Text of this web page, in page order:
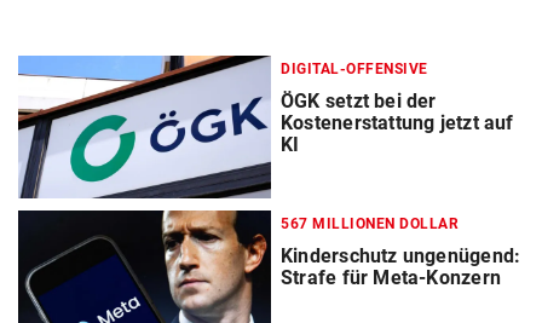
DIGITAL-OFFENSIVE
ÖGK setzt bei der
Kostenerstattung jetzt auf
KI
567 MILLIONEN DOLLAR
Kinderschutz ungenügend:
Strafe für Meta-Konzern